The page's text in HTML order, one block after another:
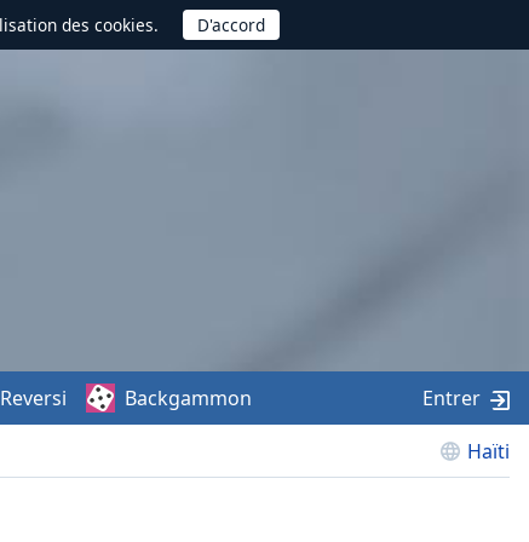
des cookies.
Haïti
Reversi Backgammon Entrer